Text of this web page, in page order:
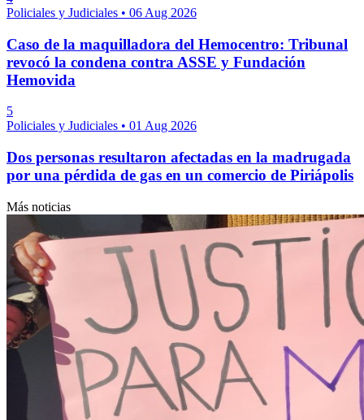
Policiales y Judiciales • 06 Aug 2026
Caso de la maquilladora del Hemocentro: Tribunal
revocó la condena contra ASSE y Fundación
Hemovida
5
Policiales y Judiciales • 01 Aug 2026
Dos personas resultaron afectadas en la madrugada
por una pérdida de gas en un comercio de Piriápolis
Más noticias